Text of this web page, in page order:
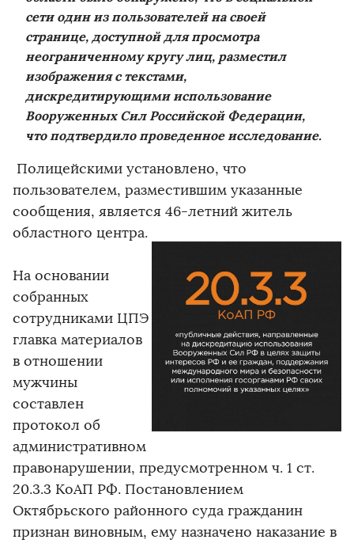
сети один из пользователей на своей
странице, доступной для просмотра
неограниченному кругу лиц, разместил
изображения с текстами,
дискредитирующими использование
Вооруженных Сил Российской Федерации,
что подтвердило проведенное исследование.
Полицейскими установлено, что
пользователем, разместившим указанные
сообщения, является 46-летний житель
областного центра.
На основании
собранных
сотрудниками ЦПЭ
главка материалов
в отношении
мужчины
составлен
протокол об
административном
правонарушении, предусмотренном ч. 1 ст.
20.3.3 КоАП РФ. Постановлением
Октябрьского районного суда гражданин
признан виновным, ему назначено наказание в